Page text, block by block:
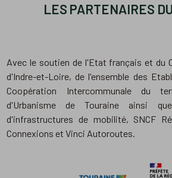
LES PARTENAIRES
Avec le soutien de l'Etat français et du
d'Indre-et-Loire, de l'ensemble des
Coopération Intercommunale du
d'Urbanisme de Touraine ainsi
d'infrastructures de mobilité, SNCF
Connexions et Vinci Autoroutes.